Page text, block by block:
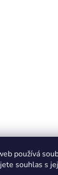
používá
souhlas s